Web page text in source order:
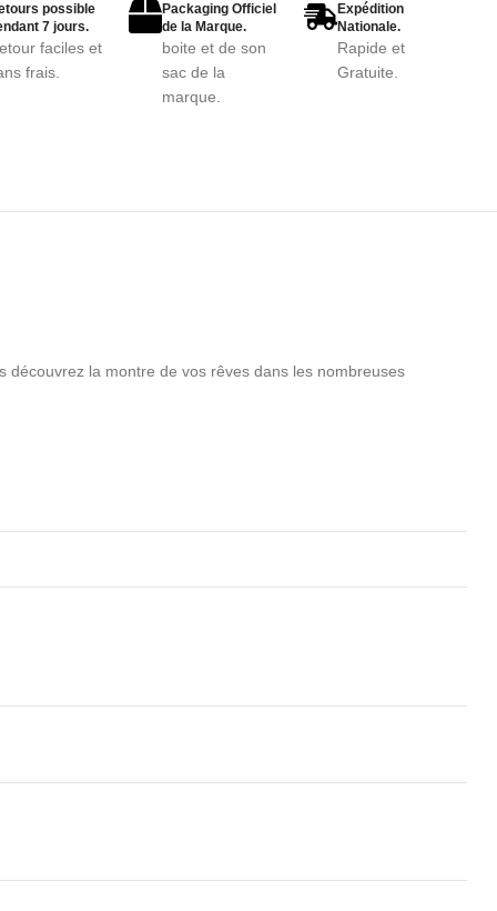
possible
7 jours.
faciles et
frais.
Packaging Officiel
de la Marque.
boite et de son
sac de la
marque.
Expédition
Nationale.
Rapide et
Gratuite.
la montre de vos rêves dans les nombreuses